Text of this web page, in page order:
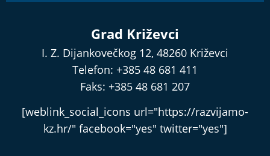
Grad Križevci
I. Z. Dijankovečkog 12, 48260 Križevci
Telefon: +385 48 681 411
Faks: +385 48 681 207
[weblink_social_icons url="https://razvijamo-
kz.hr/" facebook="yes" twitter="yes"]